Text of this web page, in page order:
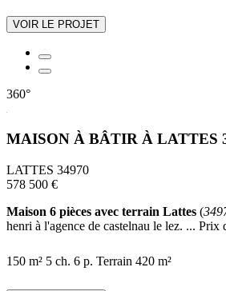
VOIR LE PROJET
360°
MAISON À BÂTIR À LATTES
LATTES 34970
578 500 €
Maison 6 pièces avec terrain Lattes (
henri à l'agence de castelnau le lez. ...
150 m² 5 ch. 6 p. Terrain 420 m²